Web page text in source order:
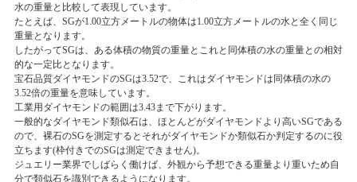
水の重量と比較して表現しています。
たとえば、SGが1.00立方メートルの物体は1.00立方メートルの水と全く同じ
重量となります。
したがってSGは、ある体積の物質の重量とこれと同体積の水の重量との相対
的な一定比となります。
宝石品質ダイヤモンドのSGは3.52で、これはダイヤモンドは同体積の水の
3.52倍の重量を意味しています。
工業用ダイヤモンドの範囲は3.43まで下がります。
一般的なダイヤモンド類似石は、ほとんどがダイヤモンドより高いSGである
ので、裸石のSGを測定するとそれがダイヤモンドか類似石か判定するのに役
立ちます(枠付きでのSGは測定できません)。
ジュエリー業界でしばらく働けば、外観から予想できる重量より重いため自
分で類似石を識別できるようになります。